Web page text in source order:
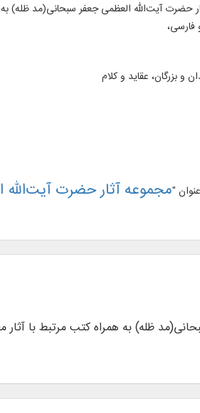
کتاب در 573 جلد از آثار حضرت‌ آیت‌الله العظمی جعفر
فارسی،
و بزرگان، عقاید و كلام
"مجموعه آثار حضرت
العظمی جعفر سبحانی(مد ظله) به همراه کتب